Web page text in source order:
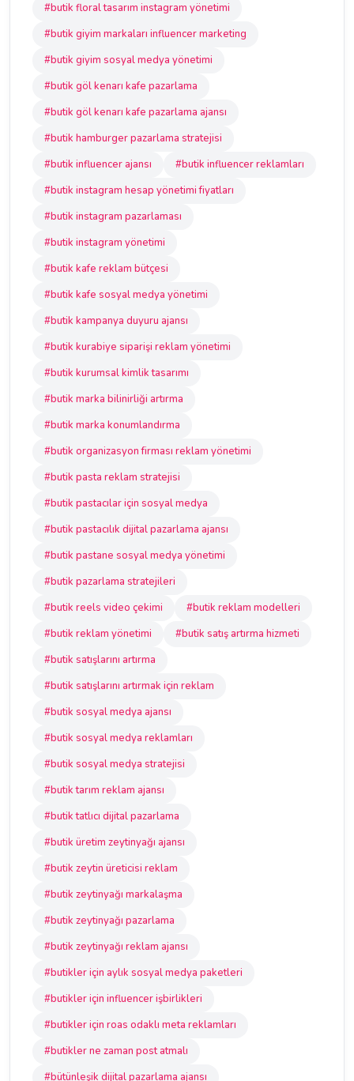
#butik floral tasarım instagram yönetimi
#butik giyim markaları influencer marketing
#butik giyim sosyal medya yönetimi
#butik göl kenarı kafe pazarlama
#butik göl kenarı kafe pazarlama ajansı
#butik hamburger pazarlama stratejisi
#butik influencer ajansı
#butik influencer reklamları
#butik instagram hesap yönetimi fiyatları
#butik instagram pazarlaması
#butik instagram yönetimi
#butik kafe reklam bütçesi
#butik kafe sosyal medya yönetimi
#butik kampanya duyuru ajansı
#butik kurabiye siparişi reklam yönetimi
#butik kurumsal kimlik tasarımı
#butik marka bilinirliği artırma
#butik marka konumlandırma
#butik organizasyon firması reklam yönetimi
#butik pasta reklam stratejisi
#butik pastacılar için sosyal medya
#butik pastacılık dijital pazarlama ajansı
#butik pastane sosyal medya yönetimi
#butik pazarlama stratejileri
#butik reels video çekimi
#butik reklam modelleri
#butik reklam yönetimi
#butik satış artırma hizmeti
#butik satışlarını artırma
#butik satışlarını artırmak için reklam
#butik sosyal medya ajansı
#butik sosyal medya reklamları
#butik sosyal medya stratejisi
#butik tarım reklam ajansı
#butik tatlıcı dijital pazarlama
#butik üretim zeytinyağı ajansı
#butik zeytin üreticisi reklam
#butik zeytinyağı markalaşma
#butik zeytinyağı pazarlama
#butik zeytinyağı reklam ajansı
#butikler için aylık sosyal medya paketleri
#butikler için influencer işbirlikleri
#butikler için roas odaklı meta reklamları
#butikler ne zaman post atmalı
#bütünleşik dijital pazarlama ajansı